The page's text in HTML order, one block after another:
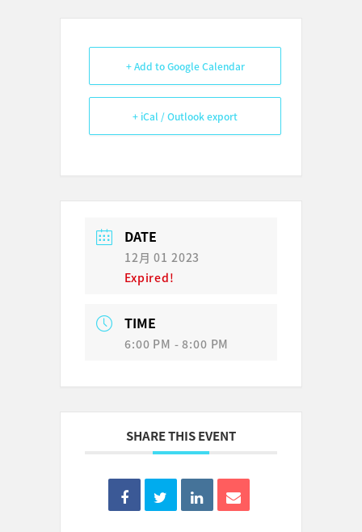
+ Add to Google Calendar
+ iCal / Outlook export
DATE
12月 01 2023
Expired!
TIME
6:00 PM - 8:00 PM
SHARE THIS EVENT